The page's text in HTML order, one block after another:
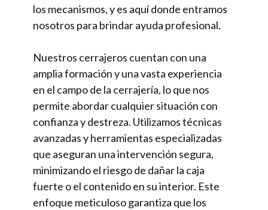
los mecanismos, y es aquí donde entramos
nosotros para brindar ayuda profesional.
Nuestros cerrajeros cuentan con una
amplia formación y una vasta experiencia
en el campo de la cerrajería, lo que nos
permite abordar cualquier situación con
confianza y destreza. Utilizamos técnicas
avanzadas y herramientas especializadas
que aseguran una intervención segura,
minimizando el riesgo de dañar la caja
fuerte o el contenido en su interior. Este
enfoque meticuloso garantiza que los